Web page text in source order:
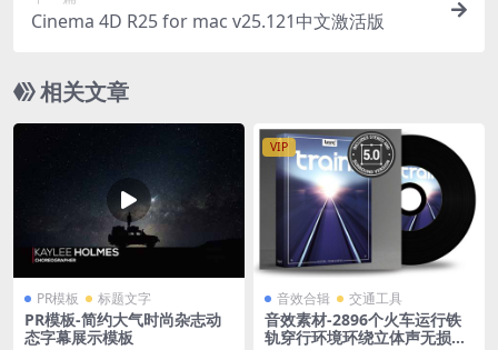
Cinema 4D R25 for mac v25.121中文激活版
相关文章
PR模板 标题文字
PR模板-简约大气时尚杂志动
态字幕展示模板
VIP
音效合辑 交通工具
音效素材-2896个火车运行铁
轨穿行环境环绕立体声无损音